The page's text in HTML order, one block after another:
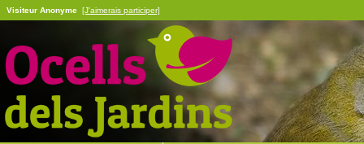
Visiteur Anonyme [J'aimerais participer]